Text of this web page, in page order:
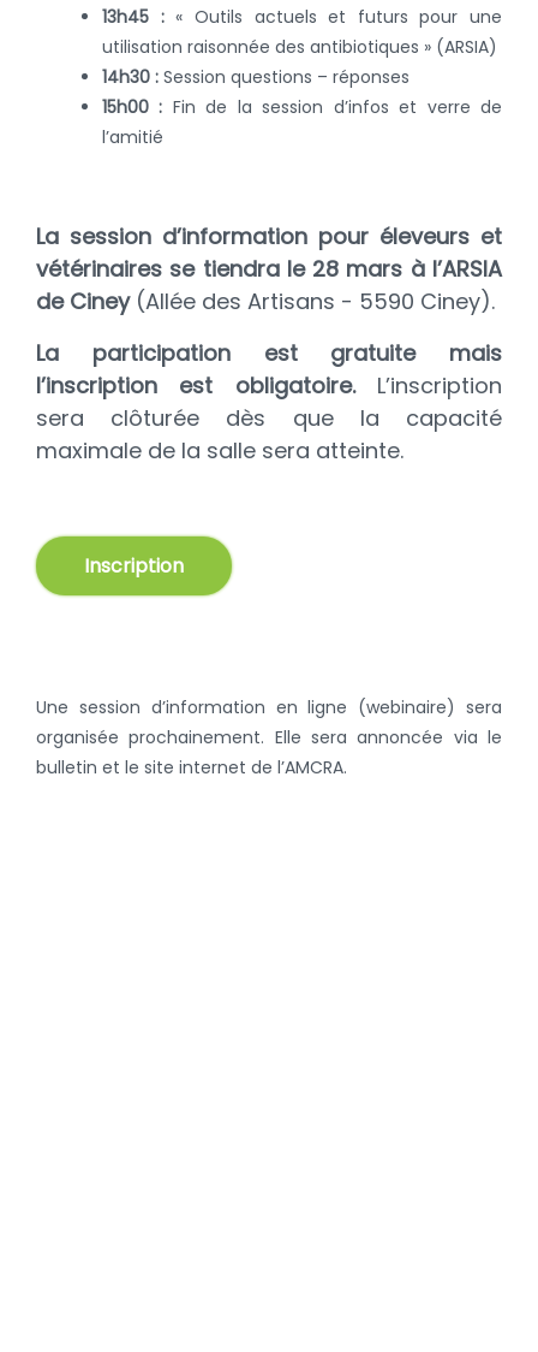
13h45 :« Outils actuels et futurs pour une
utilisation raisonnée des antibiotiques » (ARSIA)
14h30 : Session questions – réponses
15h00 : Fin de la session d’infos et verre de
l’amitié
La session d’information pour éleveurs et
vétérinaires se tiendra le 28 mars à l’ARSIA
de Ciney(Allée des Artisans - 5590 Ciney).
La participation est gratuite mais
l’inscription est obligatoire.L’inscription
sera clôturée dès que la capacité
maximale de la salle sera atteinte.
Inscription
Une session d’information en ligne (webinaire) sera
organisée prochainement. Elle sera annoncée via le
bulletin et le site internet de l’AMCRA.